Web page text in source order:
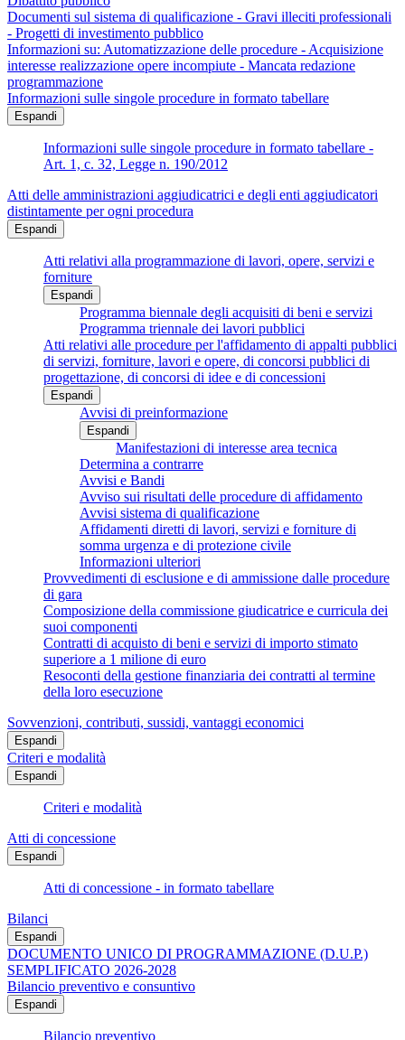
Documenti sul sistema di qualificazione - Gravi illeciti professionali
- Progetti di investimento pubblico
Informazioni su: Automatizzazione delle procedure - Acquisizione
interesse realizzazione opere incompiute - Mancata redazione
programmazione
Informazioni sulle singole procedure in formato tabellare
Espandi
Informazioni sulle singole procedure in formato tabellare -
Art. 1, c. 32, Legge n. 190/2012
Atti delle amministrazioni aggiudicatrici e degli enti aggiudicatori
distintamente per ogni procedura
Espandi
Atti relativi alla programmazione di lavori, opere, servizi e
forniture
Espandi
Programma biennale degli acquisiti di beni e servizi
Programma triennale dei lavori pubblici
Atti relativi alle procedure per l'affidamento di appalti pubblici
di servizi, forniture, lavori e opere, di concorsi pubblici di
progettazione, di concorsi di idee e di concessioni
Espandi
Avvisi di preinformazione
Espandi
Manifestazioni di interesse area tecnica
Determina a contrarre
Avvisi e Bandi
Avviso sui risultati delle procedure di affidamento
Avvisi sistema di qualificazione
Affidamenti diretti di lavori, servizi e forniture di
somma urgenza e di protezione civile
Informazioni ulteriori
Provvedimenti di esclusione e di ammissione dalle procedure
di gara
Composizione della commissione giudicatrice e curricula dei
suoi componenti
Contratti di acquisto di beni e servizi di importo stimato
superiore a 1 milione di euro
Resoconti della gestione finanziaria dei contratti al termine
della loro esecuzione
Sovvenzioni, contributi, sussidi, vantaggi economici
Espandi
Criteri e modalità
Espandi
Criteri e modalità
Atti di concessione
Espandi
Atti di concessione - in formato tabellare
Bilanci
Espandi
DOCUMENTO UNICO DI PROGRAMMAZIONE (D.U.P.)
SEMPLIFICATO 2026-2028
Bilancio preventivo e consuntivo
Espandi
Bilancio preventivo